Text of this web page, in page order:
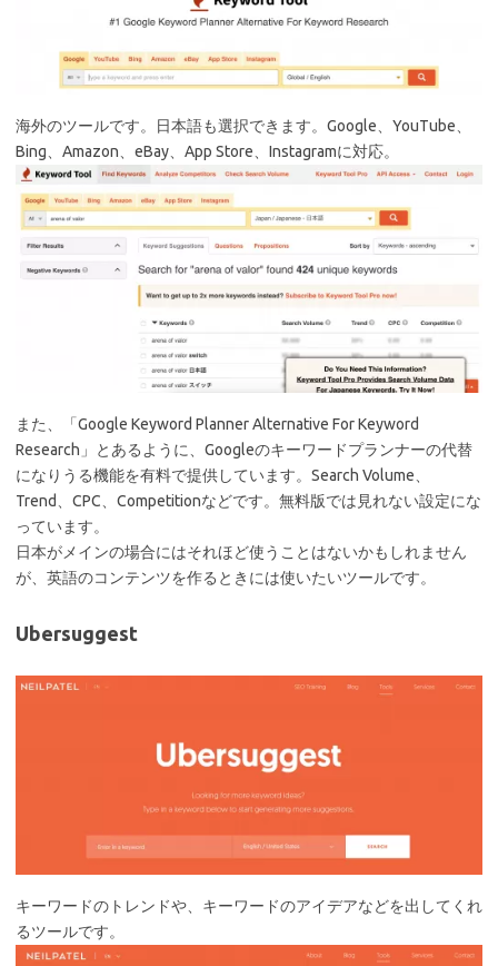
海外のツールです。日本語も選択できます。Google、YouTube、
Bing、Amazon、eBay、App Store、Instagramに対応。
また、「Google Keyword Planner Alternative For Keyword
Research」とあるように、Googleのキーワードプランナーの代替
になりうる機能を有料で提供しています。Search Volume、
Trend、CPC、Competitionなどです。無料版では見れない設定にな
っています。
日本がメインの場合にはそれほど使うことはないかもしれません
が、英語のコンテンツを作るときには使いたいツールです。
Ubersuggest
キーワードのトレンドや、キーワードのアイデアなどを出してくれ
るツールです。